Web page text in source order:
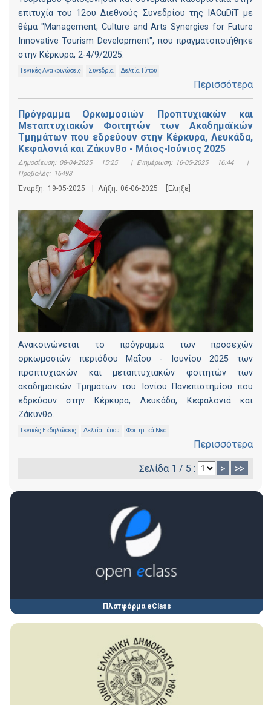
επιτυχία του 12ου Διεθνούς Συνεδρίου της IACuDiT με
θέμα "Management, Culture and Arts Synergies for Future
Innovative Tourism Development", που πραγματοποιήθηκε
στην Κέρκυρα, 2-4/9/2025.
Γενικές Ανακοινώσεις Συνέδρια Δελτία Τύπου
Περισσότερα
Πρόγραμμα Ορκωμοσιών Προπτυχιακών και
Μεταπτυχιακών Φοιτητών των Ακαδημαϊκών
Τμημάτων που εδρεύουν στην Κέρκυρα, Λευκάδα,
Κεφαλονιά και Ζάκυνθο - Μάιος-Ιούνιος 2025
Δημοσίευση: 08-04-2025 15:25 | Ενημέρωση: 16-05-2025 16:44
|
Προβολές: 16493
Έναρξη: 19-05-2025 Λήξη: 06-06-2025 [Έληξε]
Ανακοινώνεται το πρόγραμμα των προσεχών
ορκωμοσιών περιόδου Μαΐου - Ιουνίου 2025 των
προπτυχιακών και μεταπτυχιακών φοιτητών των
ακαδημαϊκών Τμημάτων του Ιονίου Πανεπιστημίου που
εδρεύουν στην Κέρκυρα, Λευκάδα, Κεφαλονιά και
Ζάκυνθο.
Γενικές Εκδηλώσεις Δελτία Τύπου Φοιτητικά Νέα
Περισσότερα
Σελίδα 1 / 5 : > >>
Πλατφόρμα eClass